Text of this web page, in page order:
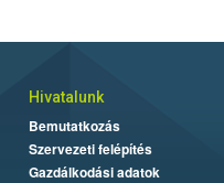
Hivatalunk
Bemutatkozás
Szervezeti felépítés
Gazdálkodási adatok